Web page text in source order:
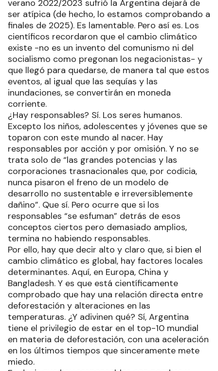
verano 2022/2023 sufrió la Argentina dejará de
ser atípica (de hecho, lo estamos comprobando a
finales de 2025). Es lamentable. Pero así es. Los
científicos recordaron que el cambio climático
existe -no es un invento del comunismo ni del
socialismo como pregonan los negacionistas- y
que llegó para quedarse, de manera tal que estos
eventos, al igual que las sequías y las
inundaciones, se convertirán en moneda
corriente.
¿Hay responsables? Sí. Los seres humanos.
Excepto los niños, adolescentes y jóvenes que se
toparon con este mundo al nacer. Hay
responsables por acción y por omisión. Y no se
trata solo de “las grandes potencias y las
corporaciones trasnacionales que, por codicia,
nunca pisaron el freno de un modelo de
desarrollo no sustentable e irreversiblemente
dañino”. Que sí. Pero ocurre que si los
responsables “se esfuman” detrás de esos
conceptos ciertos pero demasiado amplios,
termina no habiendo responsables.
Por ello, hay que decir alto y claro que, si bien el
cambio climático es global, hay factores locales
determinantes. Aquí, en Europa, China y
Bangladesh. Y es que está científicamente
comprobado que hay una relación directa entre
deforestación y alteraciones en las
temperaturas. ¿Y adivinen qué? Sí, Argentina
tiene el privilegio de estar en el top-10 mundial
en materia de deforestación, con una aceleración
en los últimos tiempos que sinceramente mete
miedo.